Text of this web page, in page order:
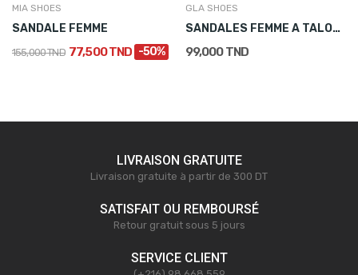
MIA SHOES
SANDALE FEMME
155,000 TND 77,500 TND -50%
GLA SHOES
SANDALES FEMME A TALON BLOC NOIR
99,000 TND
LIVRAISON GRATUITE
Livraison gratuite à partir de 300 DT
SATISFAIT OU REMBOURSÉ
Retour gratuit sous 5 jours
SERVICE CLIENT